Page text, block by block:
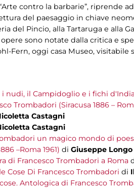
contro la barbarie”, riprende
del paesaggio in chiave
del Pincio, alla Tartaruga e alla
sono notate dalla critica e
Fern, oggi casa Museo,
i nudi, il Campidoglio e i fichi
Trombadori (Siracusa 1886 –
Castagni
Castagni
un magico mondo di
–Roma 1961) di Giuseppe Longo
di Francesco Trombadori a Roma
Cose Di Francesco Trombadori di
Antologica di Francesco